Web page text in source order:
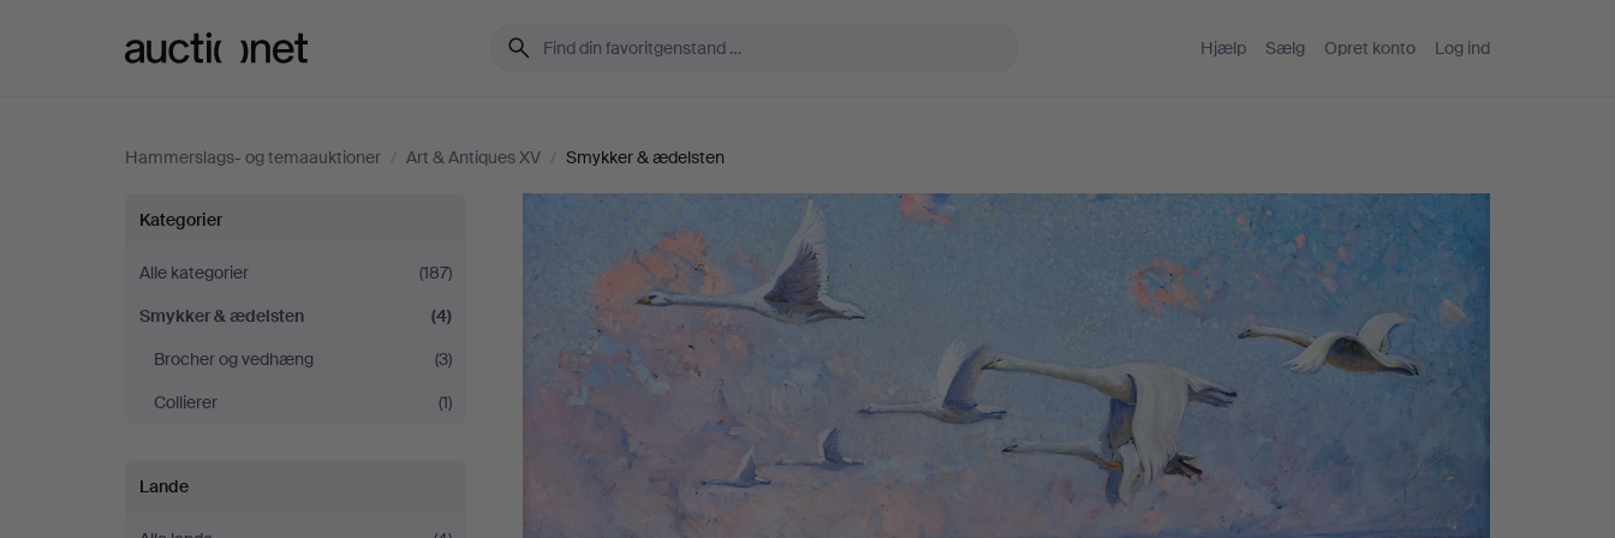
Hjælp Sælg Opret konto Log ind
Hammerslags- og temaauktioner / Art & Antiques XV / Smykker & ædelsten
Art
&
Antiques
XV
Kategorier
Alle kategorier
(187)
Smykker & ædelsten
(4)
Brocher og vedhæng
(3)
Collierer
(1)
Lande